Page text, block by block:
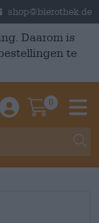
shop@bierothek.de
Daarom is
te
Einloggen /
0